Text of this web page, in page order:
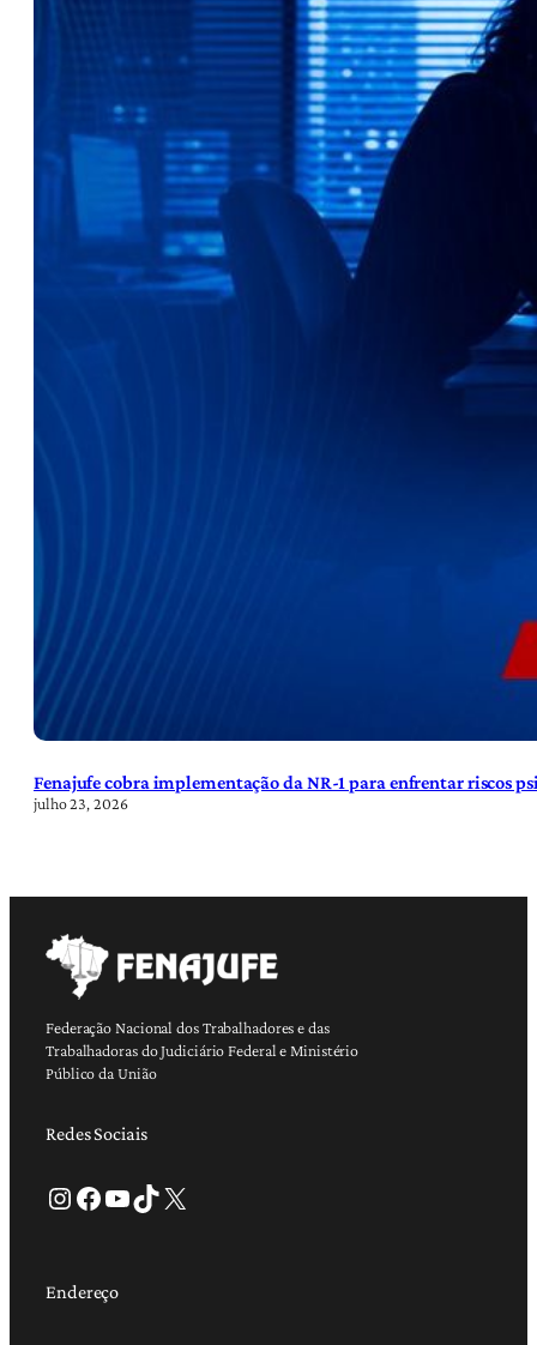
Fenajufe cobra implementação da NR-1 para enfrentar riscos
julho 23, 2026
Federação Nacional dos Trabalhadores e das
Trabalhadoras do Judiciário Federal e Ministério
Público da União
Redes Sociais
Instagram Facebook Youtube TikTok X
Endereço